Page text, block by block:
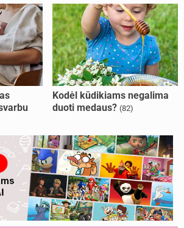
Kodėl kūdikiams negalima
duoti medaus? (82)